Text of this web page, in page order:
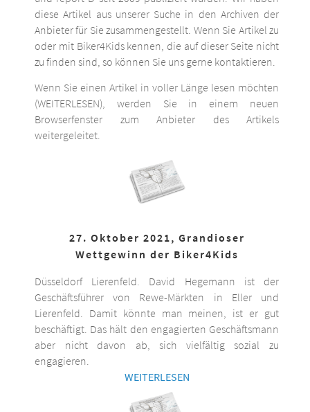
diese Artikel aus unserer Suche in den Archiven der
Anbieter für Sie zusammengestellt. Wenn Sie Artikel zu
oder mit Biker4Kids kennen, die auf dieser Seite nicht
zu finden sind, so können Sie uns gerne kontaktieren.
Wenn Sie einen Artikel in voller Länge lesen möchten
(WEITERLESEN), werden Sie in einem neuen
Browserfenster zum Anbieter des Artikels
weitergeleitet.
27. Oktober 2021, Grandioser
Wettgewinn der Biker4Kids
Düsseldorf Lierenfeld. David Hegemann ist der
Geschäftsführer von Rewe-Märkten in Eller und
Lierenfeld. Damit könnte man meinen, ist er gut
beschäftigt. Das hält den engagierten Geschäftsmann
aber nicht davon ab, sich vielfältig sozial zu
engagieren.
WEITERLESEN